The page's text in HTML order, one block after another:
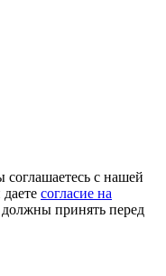
с нашей
даете согласие на
принять перед